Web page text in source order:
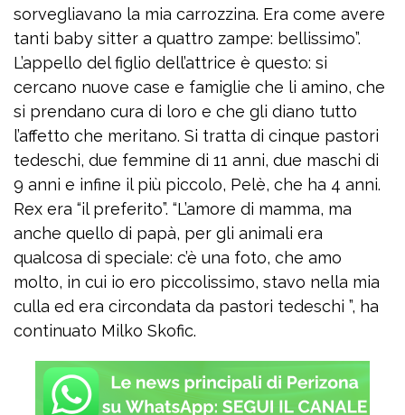
sorvegliavano la mia carrozzina. Era come avere
tanti baby sitter a quattro zampe: bellissimo”.
L’appello del figlio dell’attrice è questo: si
cercano nuove case e famiglie che li amino, che
si prendano cura di loro e che gli diano tutto
l’affetto che meritano. Si tratta di cinque pastori
tedeschi, due femmine di 11 anni, due maschi di
9 anni e infine il più piccolo, Pelè, che ha 4 anni.
Rex era “il preferito”. “L’amore di mamma, ma
anche quello di papà, per gli animali era
qualcosa di speciale: c’è una foto, che amo
molto, in cui io ero piccolissimo, stavo nella mia
culla ed era circondata da pastori tedeschi ”, ha
continuato Milko Skofic.